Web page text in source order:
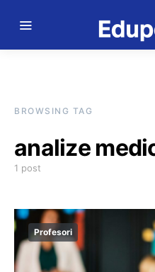
BROWSING TAG
analize
1 post
Profesori